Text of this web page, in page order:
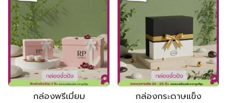
กล่องพรีเมี่ยม กล่องกระดาษแข็ง